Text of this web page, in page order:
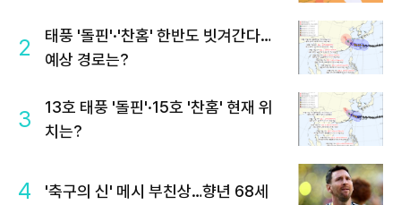
2
태풍 '돌핀'·'찬홈' 한반도 빗겨간다…
예상 경로는?
3
13호 태풍 '돌핀'·15호 '찬홈' 현재 위
치는?
4 '축구의 신' 메시 부친상…향년 68세